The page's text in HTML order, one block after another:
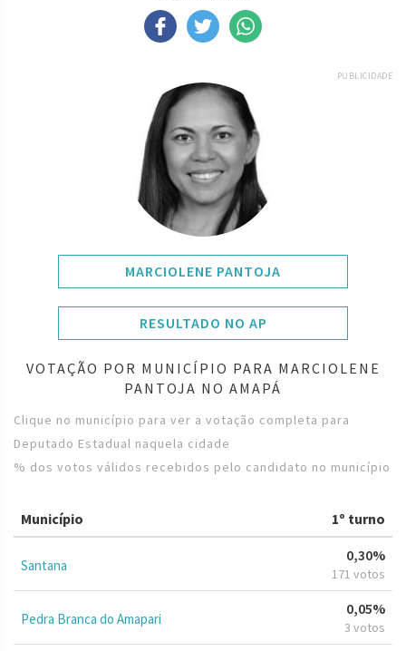
PUBLICIDADE
MARCIOLENE PANTOJA
RESULTADO NO AP
VOTAÇÃO POR MUNICÍPIO PARA MARCIOLENE
PANTOJA NO AMAPÁ
Clique no município para ver a votação completa para
Deputado Estadual naquela cidade
% dos votos válidos recebidos pelo candidato no município
Município 1º turno
Santana
0,30%
171 votos
Pedra Branca do Amapari
0,05%
3 votos